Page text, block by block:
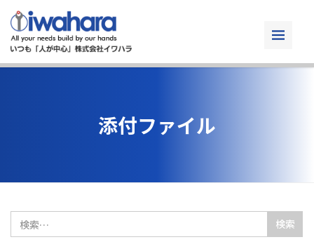
添付ファイル
検
索: